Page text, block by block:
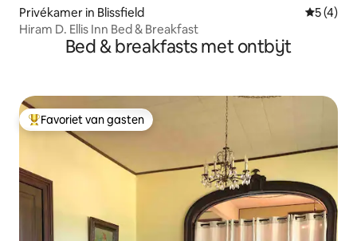
Privékamer in Blissfield
5 (4)
Hiram D. Ellis Inn Bed & Breakfast
Bed & breakfasts met ontbijt
Topfavoriet van gasten
Favoriet van gasten